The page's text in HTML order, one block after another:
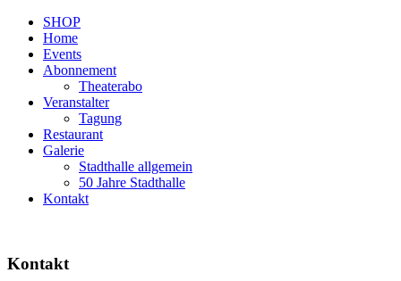
SHOP
Home
Events
Abonnement
Theaterabo
Veranstalter
Tagung
Restaurant
Galerie
Stadthalle allgemein
50 Jahre Stadthalle
Kontakt
Kontakt